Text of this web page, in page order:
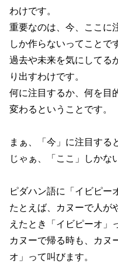
わけです。
重要なのは、今、ここに
しか作らないってことで
過去や未来を気にしてる
り出すわけです。
何に注目するか、何を目
変わるということです。
まぁ、「今」に注目する
じゃぁ、「ここ」しかな
ピダハン語に「イビピー
たとえば、カヌーで人が
えたとき「イビピーオ」
カヌーで帰る時も、カヌ
オ」って叫びます。